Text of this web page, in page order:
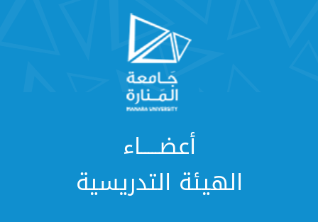
أعضـــــاء
الهيئة التدريسية